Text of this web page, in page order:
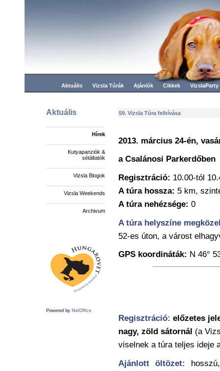
Aktuális Vizsla Túrák Ajánlók Cikkek VizslaParty
Aktuális
Hírek
Kutyapanziók &
sétáltatók
Vizsla Blogok
Vizsla Weekends
Archivum
Powered by NetOffice
59. Vizsla Túra felhívása
2013. március 24-én,
a Csalánosi Parkerdőben
Regisztráció: 10.00-tól
A túra hossza: 5 km,
A túra nehézsége: 0
A túra helyszíne
52-es úton, a várost
GPS koordináták: N 46°
Regisztráció: előzetes
nagy, zöld sátornál (a
viselnek a túra teljes ideje
Ajánlott öltözet: